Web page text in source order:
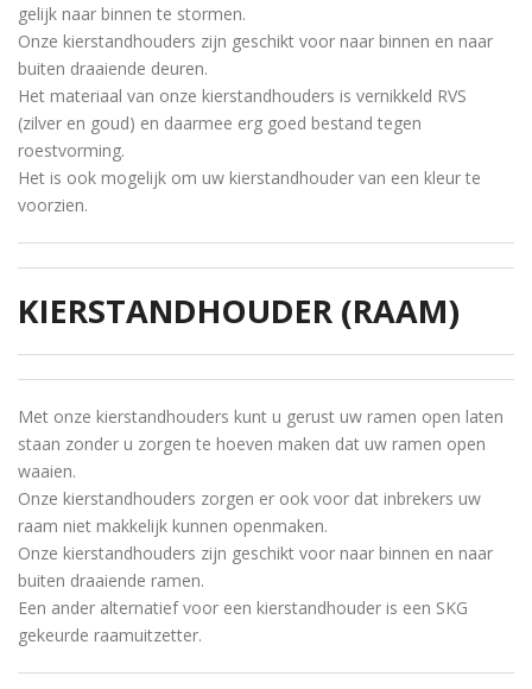
gelijk naar binnen te stormen.
Onze kierstandhouders zijn geschikt voor naar binnen en naar
buiten draaiende deuren.
Het materiaal van onze kierstandhouders is vernikkeld RVS
(zilver en goud) en daarmee erg goed bestand tegen
roestvorming.
Het is ook mogelijk om uw kierstandhouder van een kleur te
voorzien.
KIERSTANDHOUDER (RAAM)
Met onze kierstandhouders kunt u gerust uw ramen open laten
staan zonder u zorgen te hoeven maken dat uw ramen open
waaien.
Onze kierstandhouders zorgen er ook voor dat inbrekers uw
raam niet makkelijk kunnen openmaken.
Onze kierstandhouders zijn geschikt voor naar binnen en naar
buiten draaiende ramen.
Een ander alternatief voor een kierstandhouder is een SKG
gekeurde raamuitzetter.